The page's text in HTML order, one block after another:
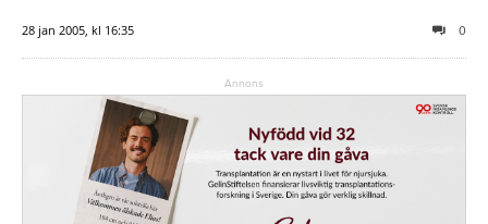
28 jan 2005, kl 16:35 0
Annons